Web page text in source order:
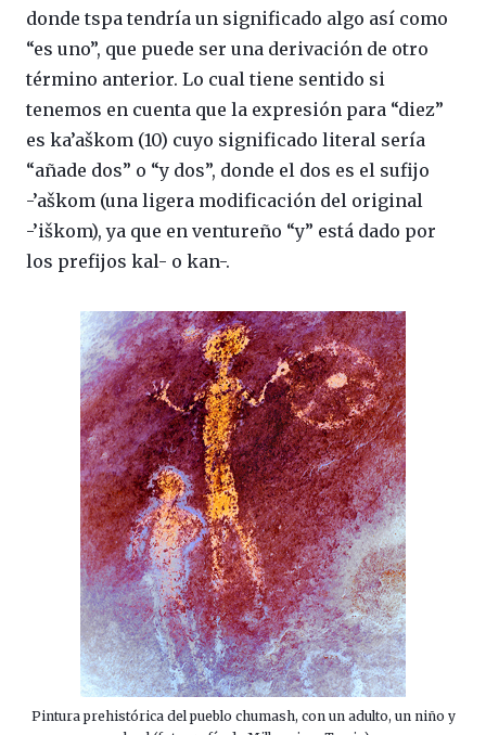
donde tspa tendría un significado algo así como
“es uno”, que puede ser una derivación de otro
término anterior. Lo cual tiene sentido si
tenemos en cuenta que la expresión para “diez”
es ka’aškom (10) cuyo significado literal sería
“añade dos” o “y dos”, donde el dos es el sufijo
-’aškom (una ligera modificación del original
-’iškom), ya que en ventureño “y” está dado por
los prefijos kal- o kan-.
Pintura prehistórica del pueblo chumash, con un adulto, un niño y